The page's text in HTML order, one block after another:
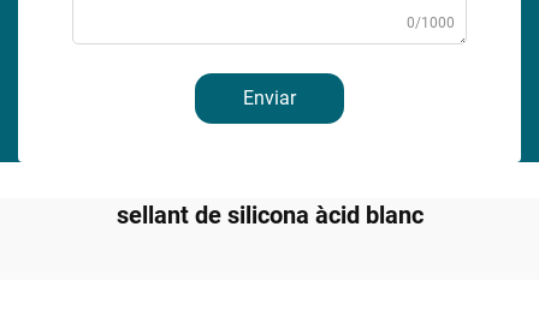
0/1000
Enviar
sellant de silicona àcid blanc